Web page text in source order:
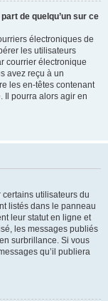
de quelqu’un sur ce
électroniques de
les utilisateurs
courrier électronique
avez reçu à un
les en-têtes contenant
Il pourra alors agir en
certains utilisateurs du
listés dans le panneau
leur statut en ligne et
les messages publiés
surbrillance. Si vous
qu’il publiera